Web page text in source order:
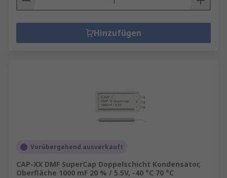
Hinzufügen
Vorübergehend ausverkauft
CAP-XX DMF SuperCap Doppelschicht Kondensator,
Oberfläche 1000 mF 20 % / 5.5V, -40 °C 70 °C